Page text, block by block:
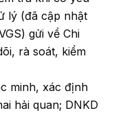
lý (đã cập nhật
gửi về Chi
rà soát, kiểm
minh, xác định
hải quan; DNKD